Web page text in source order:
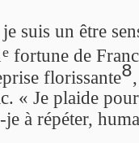
suis un être
e fortune de
florissante8
« Je plaide
je à répéter,